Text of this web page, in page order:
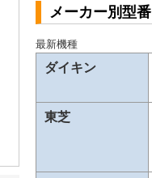
メーカー別型番
最新機種
ダイキン
東芝